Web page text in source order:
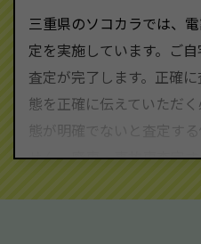
590-870）までお問い合わ
査定・ご相談・見積もり
心してお問い合わせくださ
三重県のソコカラでは、
定を実施しています。ご
査定が完了します。正確
態を正確に伝えていただ
態が明確でないと査定す
せん。廃車・事故車査定